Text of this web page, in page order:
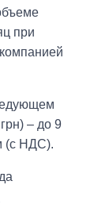
при
– до 9
(с НДС).